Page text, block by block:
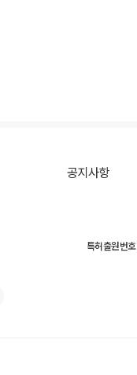
공지사항
특허출원번호